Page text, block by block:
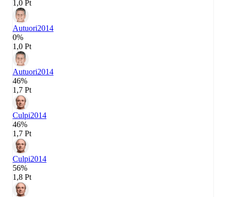
1,0 Pt
Autuori2014
0%
1,0 Pt
Autuori2014
46%
1,7 Pt
Culpi2014
46%
1,7 Pt
Culpi2014
56%
1,8 Pt